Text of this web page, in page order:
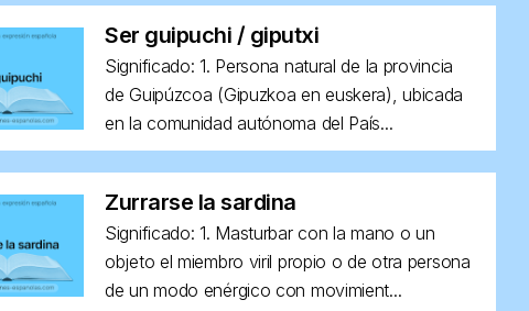
Ser guipuchi / giputxi
Significado: 1. Persona natural de la provincia
de Guipúzcoa (Gipuzkoa en euskera), ubicada
en la comunidad autónoma del País...
Zurrarse la sardina
Significado: 1. Masturbar con la mano o un
objeto el miembro viril propio o de otra persona
de un modo enérgico con movimient...